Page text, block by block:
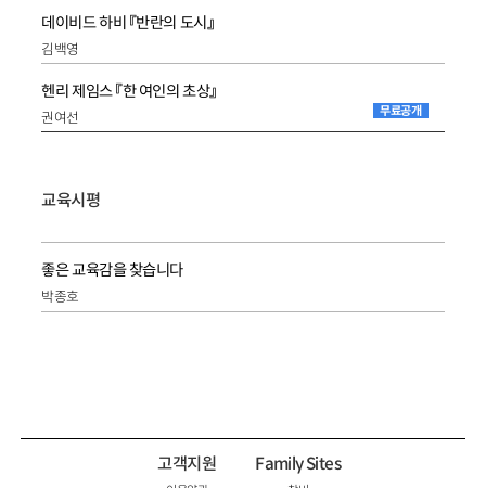
데이비드 하비 『반란의 도시』
김백영
헨리 제임스 『한 여인의 초상』
권여선 무료공개
교육시평
좋은 교육감을 찾습니다
박종호
고객지원 Family Sites